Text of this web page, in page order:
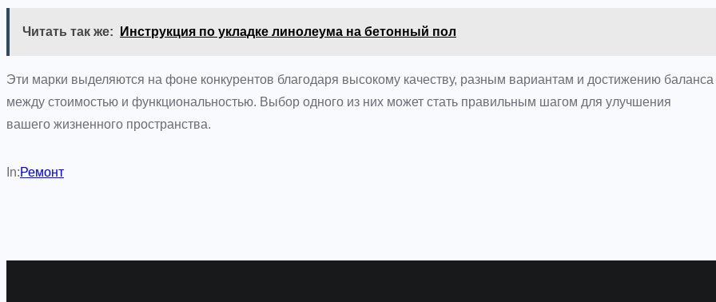
Читать так же: Инструкция по укладке линолеума на бетонный пол
Эти марки выделяются на фоне конкурентов благодаря высокому качеству, разным вариантам и достижению баланса
между стоимостью и функциональностью. Выбор одного из них может стать правильным шагом для улучшения
вашего жизненного пространства.
In:Ремонт